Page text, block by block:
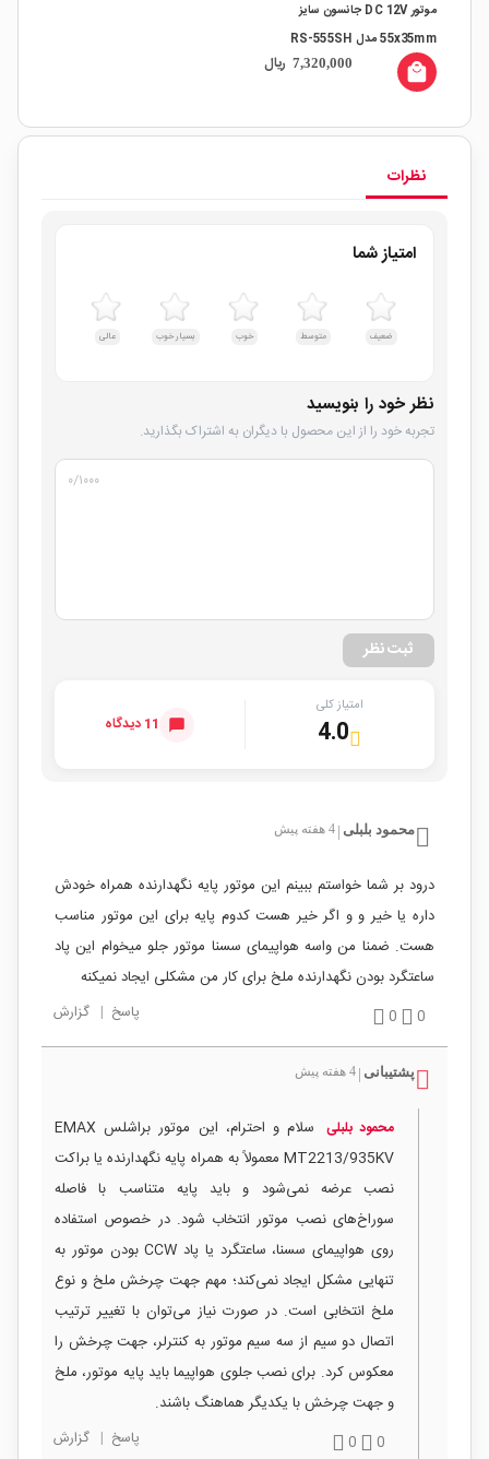
موتور DC 12V جانسون سایز
55x35mm مدل RS-555SH
7,320,000 ریال local_mall
نظرات
امتیاز شما
ضعیف متوسط خوب بسیار خوب عالی
نظر خود را بنویسید
تجربه خود را از این محصول با دیگران به اشتراک بگذارید.
۰/۱۰۰۰
ثبت نظر
امتیاز کلی
4.0 11 دیدگاه
محمود بلبلی 4 هفته پیش
درود بر شما خواستم ببینم این موتور پایه نگهدارنده همراه خودش
داره یا خیر و و اگر خیر هست کدوم پایه برای این موتور مناسب
هست. ضمنا من واسه هواپیمای سسنا موتور جلو میخوام این پاد
ساعتگرد بودن نگهدارنده ملخ برای کار من مشکلی ایجاد نمیکنه
0
0 پاسخ | گزارش
پشتیبانی 4 هفته پیش
محمود بلبلی
سلام و احترام، این موتور براشلس EMAX
MT2213/935KV معمولاً به همراه پایه نگهدارنده یا براکت
نصب عرضه نمی‌شود و باید پایه متناسب با فاصله
سوراخ‌های نصب موتور انتخاب شود. در خصوص استفاده
روی هواپیمای سسنا، ساعتگرد یا پاد CCW بودن موتور به
تنهایی مشکل ایجاد نمی‌کند؛ مهم جهت چرخش ملخ و نوع
ملخ انتخابی است. در صورت نیاز می‌توان با تغییر ترتیب
اتصال دو سیم از سه سیم موتور به کنترلر، جهت چرخش را
معکوس کرد. برای نصب جلوی هواپیما باید پایه موتور، ملخ
و جهت چرخش با یکدیگر هماهنگ باشند.
0
0 پاسخ | گزارش